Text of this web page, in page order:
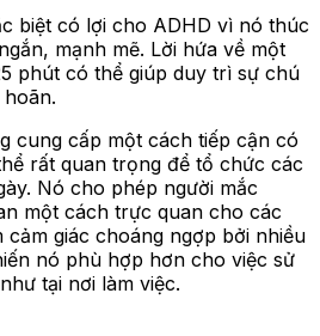
biệt có lợi cho ADHD vì nó thúc
mạnh mẽ. Lời hứa về một
phút có thể giúp duy trì sự chú
cung cấp một cách tiếp cận có
rất quan trọng để tổ chức các
Nó cho phép người mắc
một cách trực quan cho các
cảm giác choáng ngợp bởi nhiều
nó phù hợp hơn cho việc sử
tại nơi làm việc.